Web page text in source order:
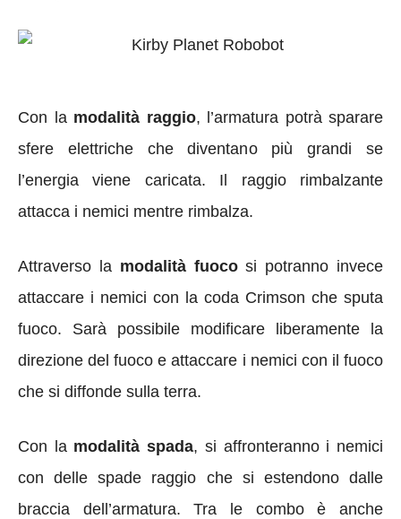
Con la modalità raggio, l’armatura potrà sparare
sfere elettriche che diventano più grandi se
l’energia viene caricata. Il raggio rimbalzante
attacca i nemici mentre rimbalza.
Attraverso la modalità fuocosi potranno invece
attaccare i nemici con la coda Crimson che sputa
fuoco. Sarà possibile modificare liberamente la
direzione del fuoco e attaccare i nemici con il fuoco
che si diffonde sulla terra.
Con la modalità spada, si affronteranno i nemici
con delle spade raggio che si estendono dalle
braccia dell’armatura. Tra le combo è anche